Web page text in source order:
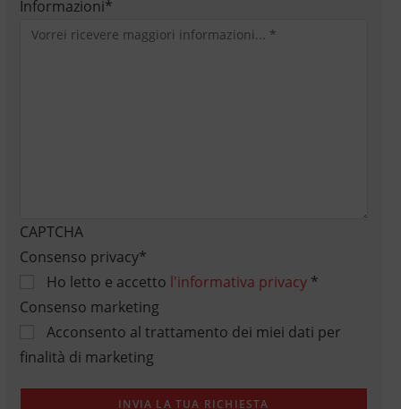
Informazioni*
CAPTCHA
Consenso privacy*
Ho letto e accetto l'informativa privacy*
Consenso marketing
Acconsento al trattamento dei miei dati per
finalità di marketing